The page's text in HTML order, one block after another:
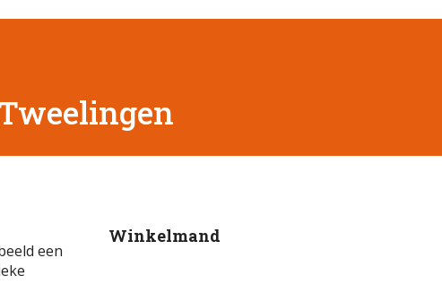
een
Winkelmand